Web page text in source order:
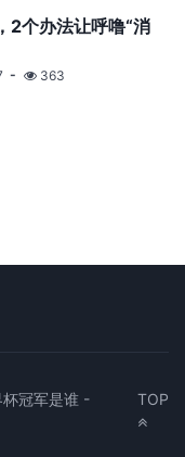
2个办法让呼噜“消
363
冠军是谁 -
TOP